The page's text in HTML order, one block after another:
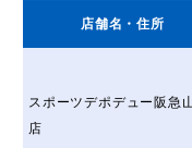
店舗名 ・住所
スポーツデポデュー阪急
店